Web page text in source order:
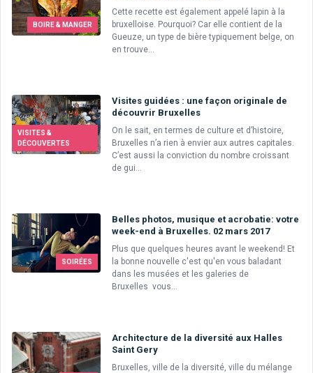
BOIRE & MANGER
Cette recette est également appelé lapin à la
bruxelloise. Pourquoi? Car elle contient de la
Gueuze, un type de bière typiquement belge, on
en trouve...
VISITES &
DÉCOUVERTES
Visites guidées : une façon originale de
découvrir Bruxelles
On le sait, en termes de culture et d’histoire,
Bruxelles n’a rien à envier aux autres capitales.
C’est aussi la conviction du nombre croissant
de gui...
SOIRÉES
Belles photos, musique et acrobatie: votre
week-end à Bruxelles. 02 mars 2017
Plus que quelques heures avant le weekend! Et
la bonne nouvelle c'est qu'en vous baladant
dans les musées et les galeries de
Bruxelles vous...
Architecture de la diversité aux Halles
Saint Gery
Bruxelles, ville de la diversité, ville du mélange